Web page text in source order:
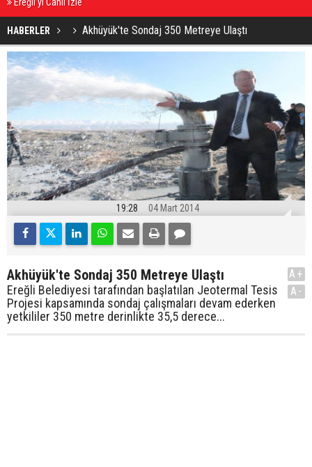
Ereğli’yi Canlı İzle
HABERLER Akhüyük'te Sondaj 350 Metreye Ulaştı
19:28 04 Mart 2014
Akhüyük'te Sondaj 350 Metreye Ulaştı
Ereğli Belediyesi tarafından başlatılan Jeotermal Tesis
Projesi kapsamında sondaj çalışmaları devam ederken
yetkililer 350 metre derinlikte 35,5 derece...
A+
A-